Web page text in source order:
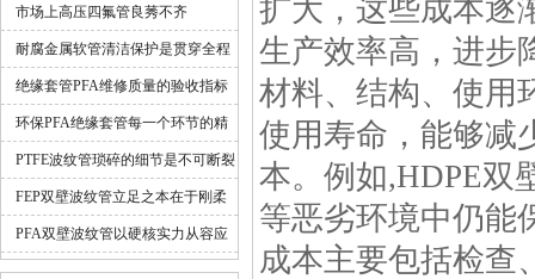
市场上高压四氟管良莠不齐
耐腐金属软管清洁保护是贯穿全程
的隐形保障
绝缘套管PFA维修质量的验收指标
环保PFA绝缘套管每一个环节的精
细化管控
PTFE波纹管琐碎的细节是不可断裂
的一环
FEP双壁波纹管立足之本在于刚柔
并济的科学设计
PFA双壁波纹管以硬核实力从容应
对工业苛刻环境
扩大，这些成本逐
生产效率高，进步
材料、结构、使用
使用寿命，能够减
本。例如,HDPE双
等恶劣环境中仍能
成本主要包括检查